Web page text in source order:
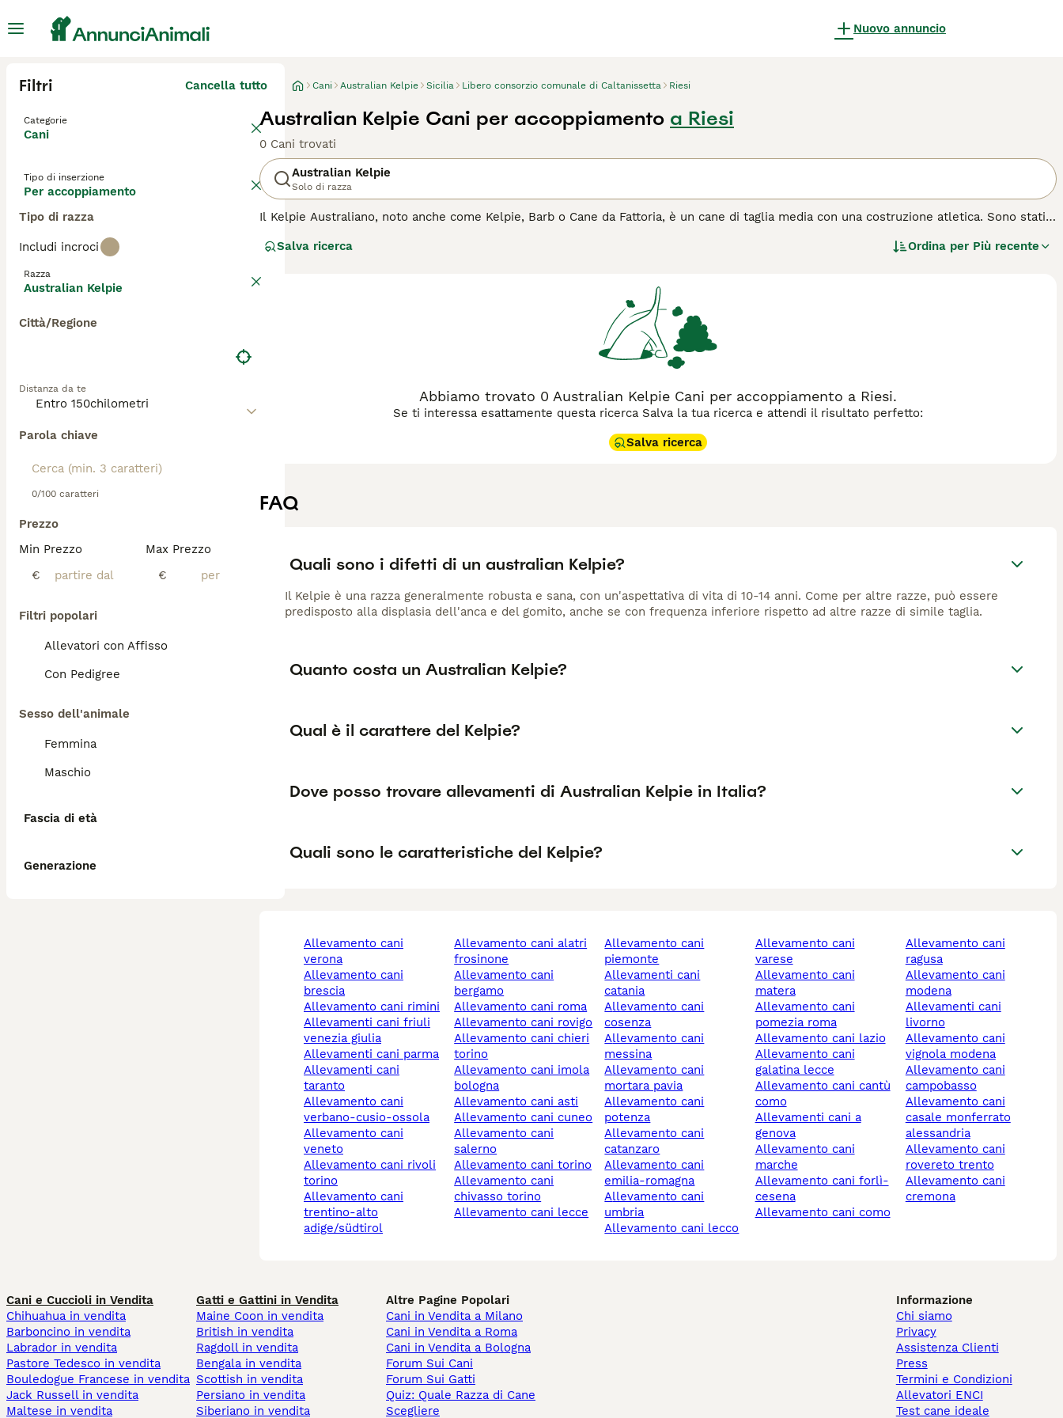
Nuovo annuncio
Filtri Cancella tutto
Categorie
Cani
Tipo di inserzione
Per accoppiamento
Tipo di razza
Includi incroci
Razza
Australian Kelpie
Città/Regione
Distanza da te
Parola chiave
0/100 caratteri
Prezzo
Min Prezzo
€
Max Prezzo
€
Filtri popolari
Allevatori con Affisso
Con Pedigree
Sesso dell'animale
Femmina
Maschio
Fascia di età
Generazione
Cani Australian Kelpie Sicilia Libero consorzio comunale di Caltanissetta Riesi
Australian Kelpie Cani per accoppiamento a Riesi
0 Cani trovati
Australian Kelpie
Solo di razza
Il Kelpie Australiano, noto anche come Kelpie, Barb o Cane da Fattoria, è un cane di taglia media con una costruzione atletica. Sono stati
sono anche noti per essere altamente intelligenti e possono imparare molte cose che amano fare. Leggi la nostra pagina di consigli
Salva ricerca Ordina per Più recente
Abbiamo trovato 0 Australian Kelpie Cani per accoppiamento a Riesi.
Se ti interessa esattamente questa ricerca Salva la tua ricerca e attendi il risultato perfetto:
Salva ricerca
FAQ
Quali sono i difetti di un australian Kelpie?
Il Kelpie è una razza generalmente robusta e sana, con un'aspettativa di vita di 10-14 anni. Come per altre razze, può essere
predisposto alla displasia dell'anca e del gomito, anche se con frequenza inferiore rispetto ad altre razze di simile taglia.
Quanto costa un Australian Kelpie?
Qual è il carattere del Kelpie?
Dove posso trovare allevamenti di Australian Kelpie in Italia?
Quali sono le caratteristiche del Kelpie?
allevamento cani
verona
allevamento cani
brescia
allevamento cani rimini
allevamenti cani friuli
venezia giulia
allevamenti cani parma
allevamenti cani
taranto
allevamento cani
verbano-cusio-ossola
allevamento cani
veneto
allevamento cani rivoli
torino
allevamento cani
trentino-alto
adige/südtirol
allevamento cani alatri
frosinone
allevamento cani
bergamo
allevamento cani roma
allevamento cani rovigo
allevamento cani chieri
torino
allevamento cani imola
bologna
allevamento cani asti
allevamento cani cuneo
allevamento cani
salerno
allevamento cani torino
allevamento cani
chivasso torino
allevamento cani lecce
allevamento cani
piemonte
allevamenti cani
catania
allevamento cani
cosenza
allevamento cani
messina
allevamento cani
mortara pavia
allevamento cani
potenza
allevamento cani
catanzaro
allevamento cani
emilia-romagna
allevamento cani
umbria
allevamento cani lecco
allevamento cani
varese
allevamento cani
matera
allevamento cani
pomezia roma
allevamento cani lazio
allevamento cani
galatina lecce
allevamento cani cantù
como
allevamenti cani a
genova
allevamento cani
marche
allevamento cani forlì-
cesena
allevamento cani como
allevamento cani
ragusa
allevamento cani
modena
allevamenti cani
livorno
allevamento cani
vignola modena
allevamento cani
campobasso
allevamento cani
casale monferrato
alessandria
allevamento cani
rovereto trento
allevamento cani
cremona
Cani e Cuccioli in Vendita
Chihuahua in vendita
Barboncino in vendita
Labrador in vendita
Pastore Tedesco in vendita
Bouledogue Francese in vendita
Jack Russell in vendita
Maltese in vendita
Gatti e Gattini in Vendita
Maine Coon in vendita
British in vendita
Ragdoll in vendita
Bengala in vendita
Scottish in vendita
Persiano in vendita
Siberiano in vendita
Altre Pagine Popolari
Cani in Vendita a Milano
Cani in Vendita a Roma
Cani in Vendita a Bologna
Forum Sui Cani
Forum Sui Gatti
Quiz: Quale Razza di Cane
Scegliere
Informazione
Chi siamo
Privacy
Assistenza Clienti
Press
Termini e Condizioni
Allevatori ENCI
Test cane ideale